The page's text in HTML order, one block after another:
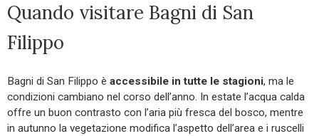
Quando visitare Bagni di San
Filippo
Bagni di San Filippo è accessibile in tutte le stagioni, ma le
condizioni cambiano nel corso dell’anno. In estate l’acqua calda
offre un buon contrasto con l’aria più fresca del bosco, mentre
in autunno la vegetazione modifica l’aspetto dell’area e i ruscelli